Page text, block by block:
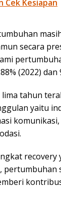
Cek Kesiapan
secara
(2022) dan
tahun
yaitu
recovery